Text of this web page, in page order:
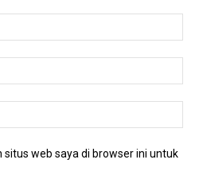
situs web saya di browser ini untuk